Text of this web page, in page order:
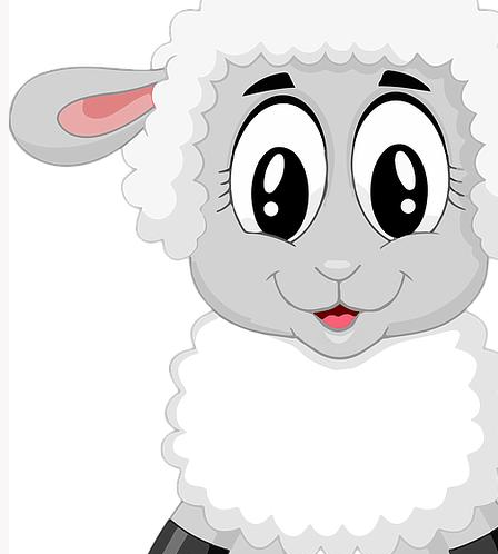
Českém
Slovníku